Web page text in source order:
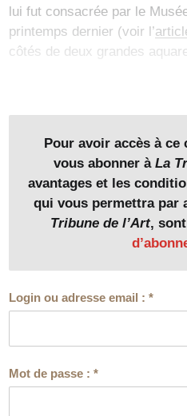
lui fut consacrée par le
printemps dernier (voir l’
côtés de deux grandes
Pour avoir accès à ce
vous abonner à La
avantages et les
qui vous permettra par
Tribune de l’Art,
Login ou adresse email :*
Mot de passe :*